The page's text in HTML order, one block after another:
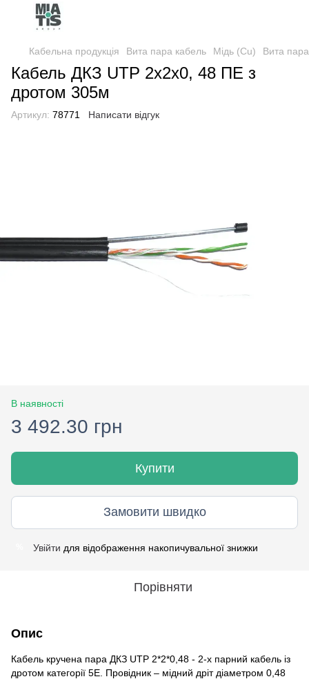
Кабельна продукція Вита пара кабель Мідь (Cu) Вита
Кабель ДКЗ UTP 2x2x0, 48 ПE з
дротом 305м
Артикул: 78771 Написати відгук
В наявності
3 492.30 грн
Купити
Замовити швидко
Увійти для відображення накопичувальної знижки
Порівняти
Опис
Кабель кручена пара ДКЗ UTP 2*2*0,48 - 2-х парний кабель із
дротом категорії 5Е. Провідник – мідний дріт діаметром 0,48